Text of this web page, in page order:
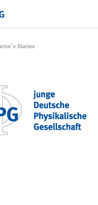
Diaries